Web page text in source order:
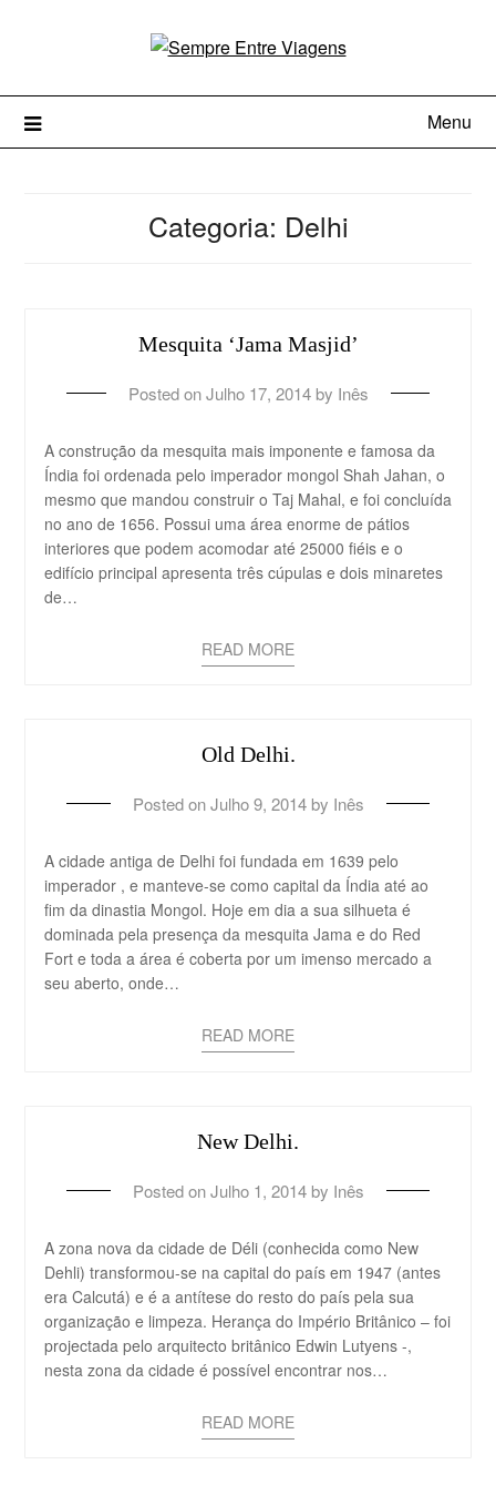
Menu
Categoria: Delhi
Mesquita ‘Jama Masjid’
Posted onJulho 17, 2014by Inês
A construção da mesquita mais imponente e famosa da
Índia foi ordenada pelo imperador mongol Shah Jahan, o
mesmo que mandou construir o Taj Mahal, e foi concluída
no ano de 1656. Possui uma área enorme de pátios
interiores que podem acomodar até 25000 fiéis e o
edifício principal apresenta três cúpulas e dois minaretes
de…
READ MORE
Old Delhi.
Posted onJulho 9, 2014by Inês
A cidade antiga de Delhi foi fundada em 1639 pelo
imperador , e manteve-se como capital da Índia até ao
fim da dinastia Mongol. Hoje em dia a sua silhueta é
dominada pela presença da mesquita Jama e do Red
Fort e toda a área é coberta por um imenso mercado a
seu aberto, onde…
READ MORE
New Delhi.
Posted onJulho 1, 2014by Inês
A zona nova da cidade de Déli (conhecida como New
Dehli) transformou-se na capital do país em 1947 (antes
era Calcutá) e é a antítese do resto do país pela sua
organização e limpeza. Herança do Império Britânico – foi
projectada pelo arquitecto britânico Edwin Lutyens -,
nesta zona da cidade é possível encontrar nos…
READ MORE